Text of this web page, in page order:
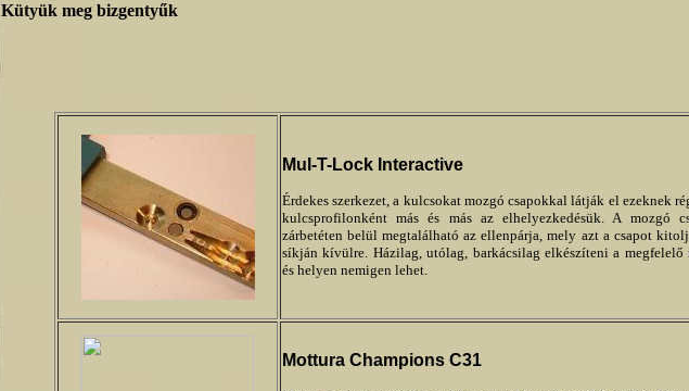
Mul-T-Lock Interactive
Érdekes szerkezet, a kulcsokat mozgó csapokkal látják el ezeknek
kulcsprofilonként más és más az elhelyezkedésük. A mozgó
zárbetéten belül megtalálható az ellenpárja, mely azt a csapot
síkján kívülre. Házilag, utólag, barkácsilag elkészíteni a megfelelő
és helyen nemigen lehet.
Mottura Champions C31
Kütyük meg bizgentyűk